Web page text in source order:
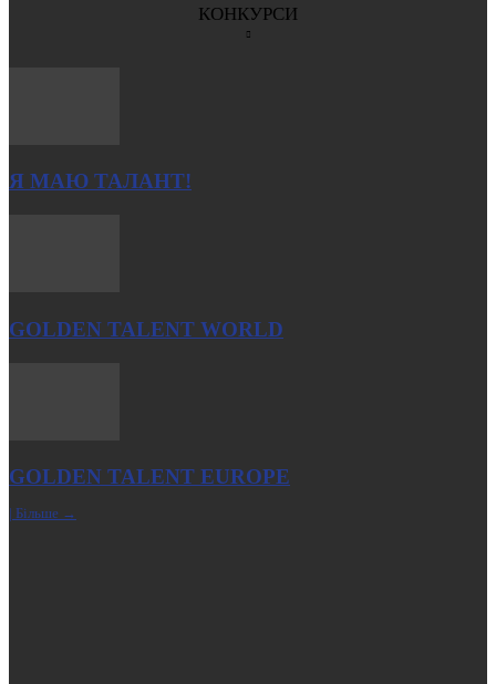
КОНКУРСИ
Я МАЮ ТАЛАНТ!
GOLDEN TALENT WORLD
GOLDEN TALENT EUROPE
| Більше →